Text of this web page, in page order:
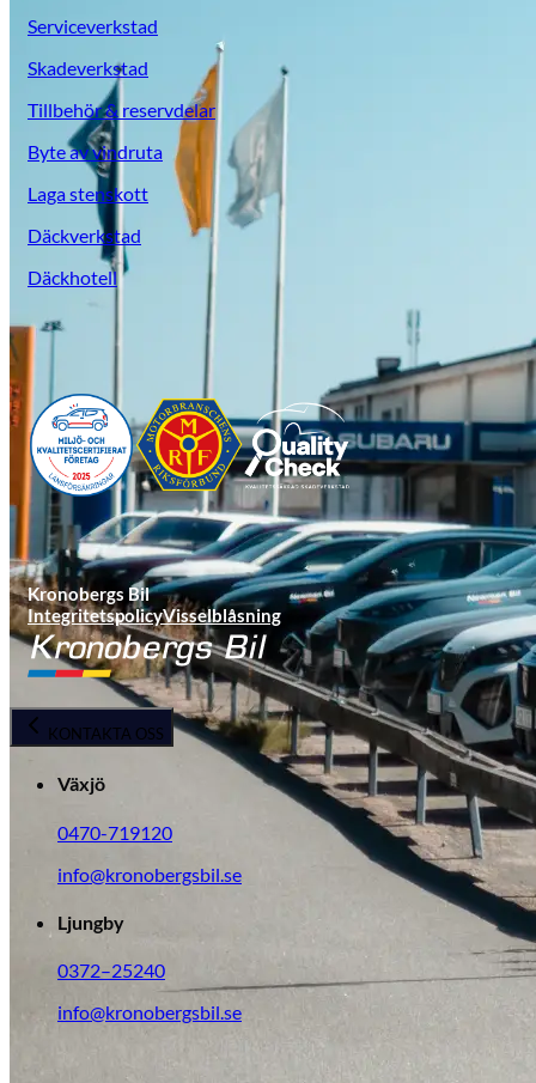
Suzuki
Leapmotor
Tillbehör & reservdelar
Serviceverkstad
Skadeverkstad
Tillbehör & reservdelar
Byte av vindruta
Laga stenskott
Däckverkstad
Däckhotell
Kronobergs Bil
IntegritetspolicyVisselblåsning
KONTAKTA OSS
Växjö
0470-719120
info@kronobergsbil.se
Ljungby
0372–25240
info@kronobergsbil.se